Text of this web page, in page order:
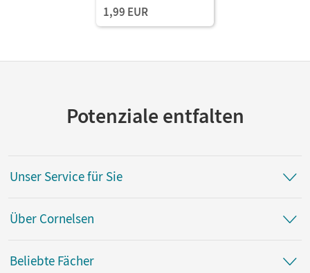
1,99 EUR
Potenziale entfalten
Unser Service für Sie
Über Cornelsen
Beliebte Fächer